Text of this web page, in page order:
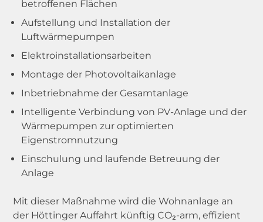
betroffenen Flächen
Aufstellung und Installation der
Luftwärmepumpen
Elektroinstallationsarbeiten
Montage der Photovoltaikanlage
Inbetriebnahme der Gesamtanlage
Intelligente Verbindung von PV-Anlage und der
Wärmepumpen zur optimierten
Eigenstromnutzung
Einschulung und laufende Betreuung der
Anlage
Mit dieser Maßnahme wird die Wohnanlage an
der Höttinger Auffahrt künftig CO₂-arm, effizient